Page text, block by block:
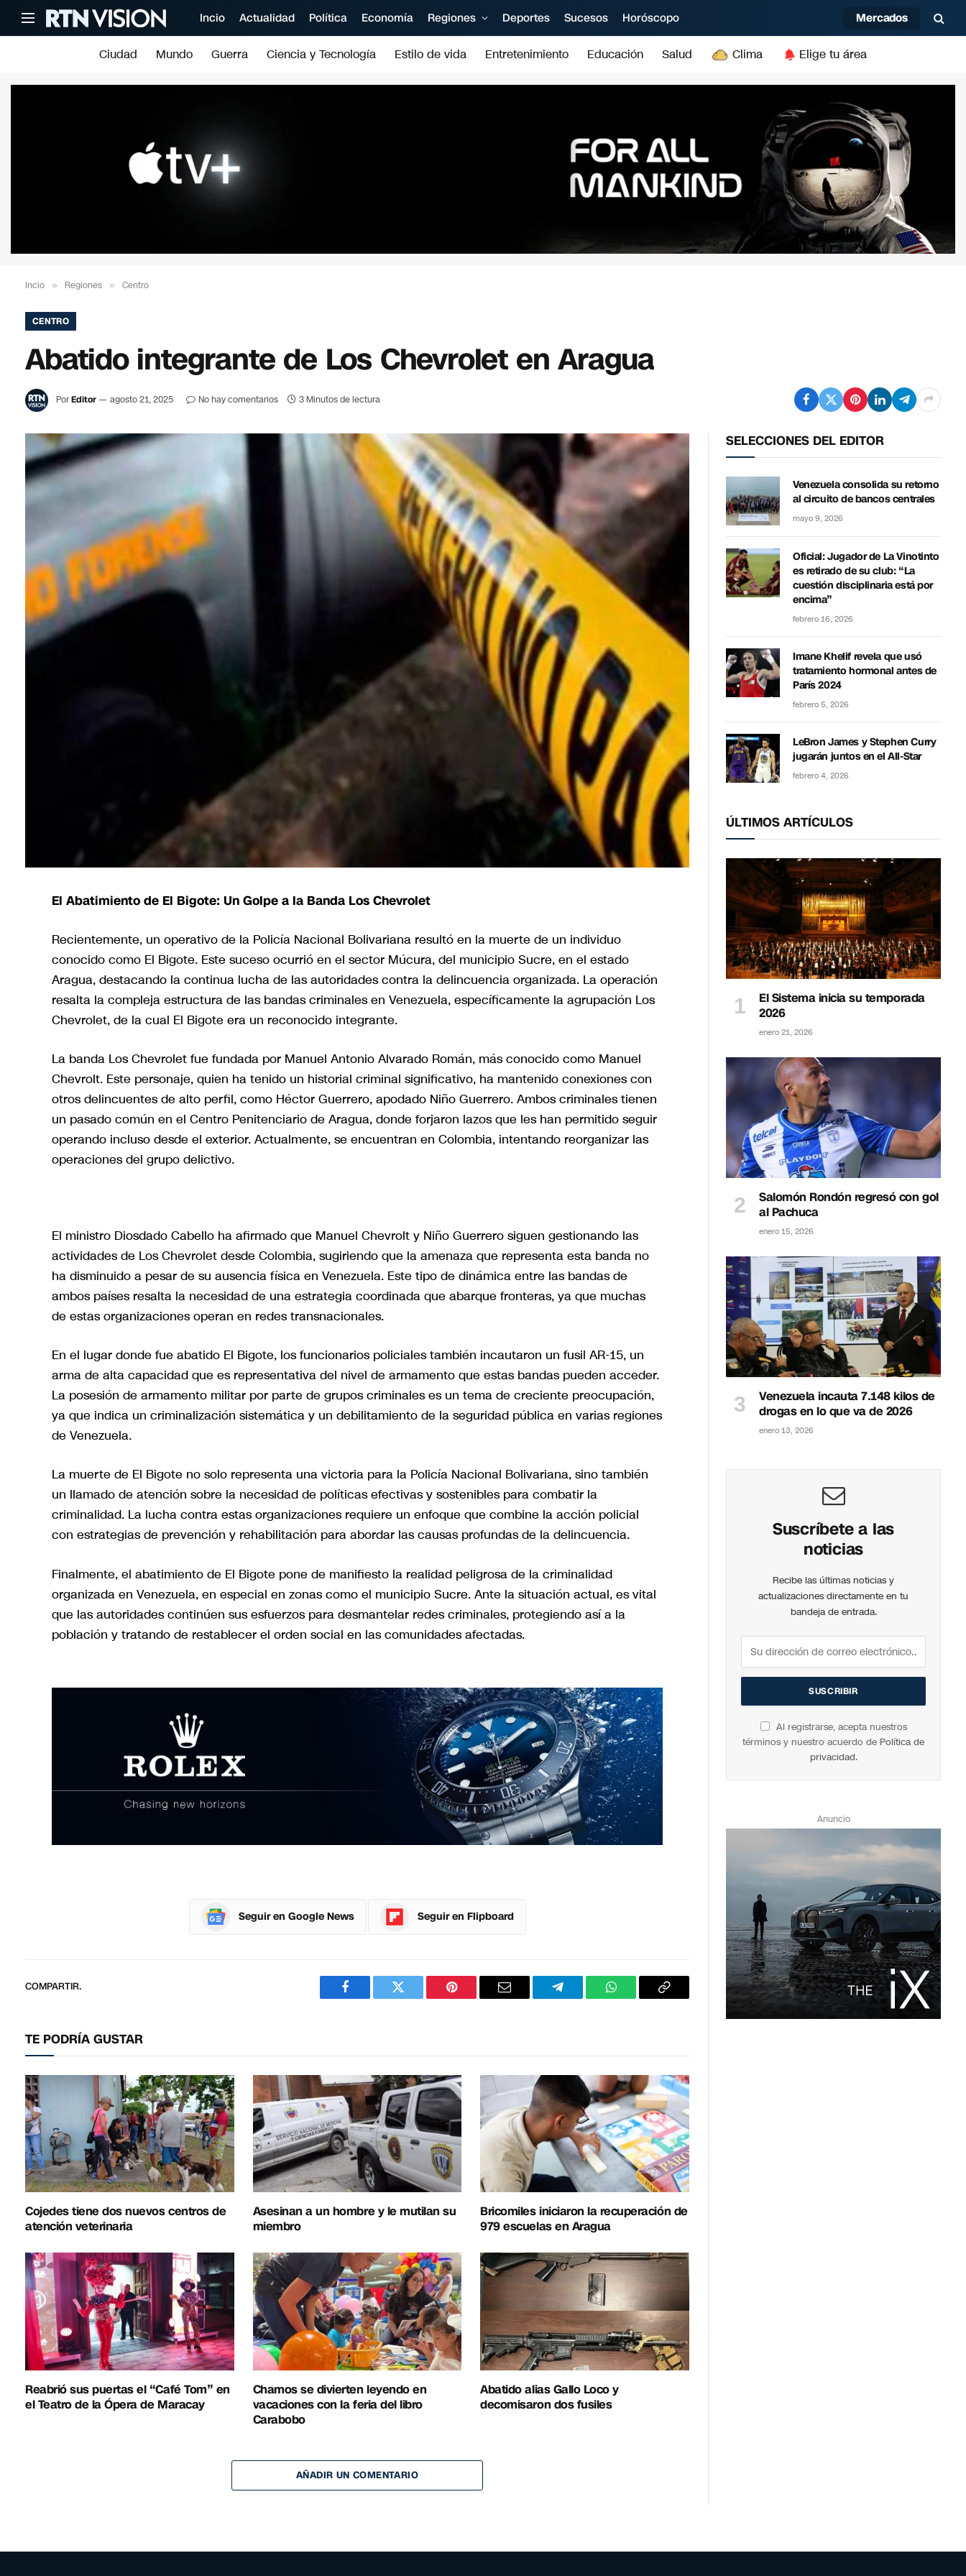
Incio Actualidad Política Economía Regiones Deportes Sucesos Horóscopo Mercados
Ciudad Mundo Guerra Ciencia y Tecnología Estilo de vida Entretenimiento Educación Salud Clima Elige tu área
Incio » Regiones » Centro
CENTRO
Abatido integrante de Los Chevrolet en Aragua
PorEditor agosto 21, 2025 No hay comentarios 3 Minutos de lectura
El Abatimiento de El Bigote: Un Golpe a la Banda Los Chevrolet
Recientemente, un operativo de la Policía Nacional Bolivariana resultó en la muerte de un individuo
conocido como El Bigote. Este suceso ocurrió en el sector Múcura, del municipio Sucre, en el estado
Aragua, destacando la continua lucha de las autoridades contra la delincuencia organizada. La operación
resalta la compleja estructura de las bandas criminales en Venezuela, específicamente la agrupación Los
Chevrolet, de la cual El Bigote era un reconocido integrante.
La banda Los Chevrolet fue fundada por Manuel Antonio Alvarado Román, más conocido como Manuel
Chevrolt. Este personaje, quien ha tenido un historial criminal significativo, ha mantenido conexiones con
otros delincuentes de alto perfil, como Héctor Guerrero, apodado Niño Guerrero. Ambos criminales tienen
un pasado común en el Centro Penitenciario de Aragua, donde forjaron lazos que les han permitido seguir
operando incluso desde el exterior. Actualmente, se encuentran en Colombia, intentando reorganizar las
operaciones del grupo delictivo.
El ministro Diosdado Cabello ha afirmado que Manuel Chevrolt y Niño Guerrero siguen gestionando las
actividades de Los Chevrolet desde Colombia, sugiriendo que la amenaza que representa esta banda no
ha disminuido a pesar de su ausencia física en Venezuela. Este tipo de dinámica entre las bandas de
ambos países resalta la necesidad de una estrategia coordinada que abarque fronteras, ya que muchas
de estas organizaciones operan en redes transnacionales.
En el lugar donde fue abatido El Bigote, los funcionarios policiales también incautaron un fusil AR-15, un
arma de alta capacidad que es representativa del nivel de armamento que estas bandas pueden acceder.
La posesión de armamento militar por parte de grupos criminales es un tema de creciente preocupación,
ya que indica un criminalización sistemática y un debilitamiento de la seguridad pública en varias regiones
de Venezuela.
La muerte de El Bigote no solo representa una victoria para la Policía Nacional Bolivariana, sino también
un llamado de atención sobre la necesidad de políticas efectivas y sostenibles para combatir la
criminalidad. La lucha contra estas organizaciones requiere un enfoque que combine la acción policial
con estrategias de prevención y rehabilitación para abordar las causas profundas de la delincuencia.
Finalmente, el abatimiento de El Bigote pone de manifiesto la realidad peligrosa de la criminalidad
organizada en Venezuela, en especial en zonas como el municipio Sucre. Ante la situación actual, es vital
que las autoridades continúen sus esfuerzos para desmantelar redes criminales, protegiendo así a la
población y tratando de restablecer el orden social en las comunidades afectadas.
Seguir en Google News Seguir en Flipboard
COMPARTIR.
FacebookTwitter PinterestCorreo
TelegramWhatsAppCopiar
TE PODRÍA GUSTAR
Cojedes tiene dos nuevos centros de
atención veterinaria
Asesinan a un hombre y le mutilan su
miembro
Bricomiles iniciaron la recuperación de
979 escuelas en Aragua
Reabrió sus puertas el “Café Tom” en
el Teatro de la Ópera de Maracay
Chamos se divierten leyendo en
vacaciones con la feria del libro
Carabobo
Abatido alias Gallo Loco y
decomisaron dos fusiles
AÑADIR UN COMENTARIO
SELECCIONES DEL EDITOR
Venezuela consolida su retorno
al circuito de bancos centrales
mayo 9, 2026
Oficial: Jugador de La Vinotinto
es retirado de su club: “La
cuestión disciplinaria está por
encima”
febrero 16, 2026
Imane Khelif revela que usó
tratamiento hormonal antes de
París 2024
febrero 5, 2026
LeBron James y Stephen Curry
jugarán juntos en el All-Star
febrero 4, 2026
ÚLTIMOS ARTÍCULOS
El Sistema inicia su temporada
2026
enero 21, 2026
Salomón Rondón regresó con gol
al Pachuca
enero 15, 2026
Venezuela incauta 7.148 kilos de
drogas en lo que va de 2026
enero 13, 2026
Suscríbete a las
noticias
Recibe las últimas noticias y
actualizaciones directamente en tu
bandeja de entrada.
Al registrarse, acepta nuestros
términos y nuestro acuerdo de Política de
privacidad.
Anuncio